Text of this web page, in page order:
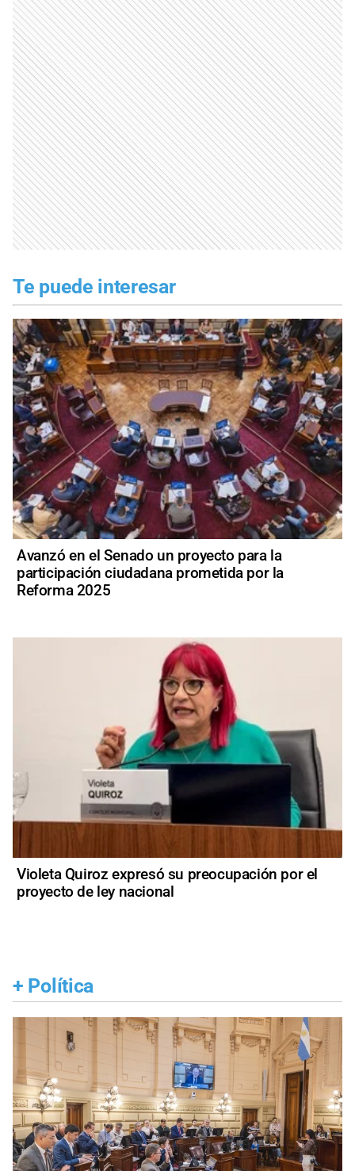
Te puede interesar
Avanzó en el Senado un proyecto para la
participación ciudadana prometida por la
Reforma 2025
Violeta Quiroz expresó su preocupación por el
proyecto de ley nacional
+ Política